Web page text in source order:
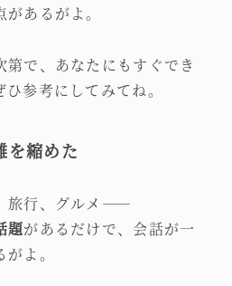
あるがよ。
第で、あなたにもすぐでき
参考にしてみてね。
を縮めた
旅行、グルメ――
題があるだけで、会話が一
よ。